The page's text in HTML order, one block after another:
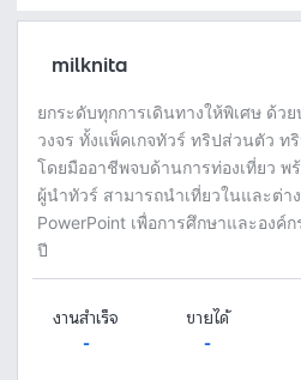
milknita
ยกระดับทุกการเดินทางให้พิเศษ ด้ว
วงจร ทั้งแพ็คเกจทัวร์ ทริปส่วนตัว ท
โดยมืออาชีพจบด้านการท่องเที่ยว พ
ผู้นำทัวร์ สามารถนำเที่ยวในและต่า
PowerPoint เพื่อการศึกษาและองค์
ปี
งานสำเร็จ
-
ขายได้
-